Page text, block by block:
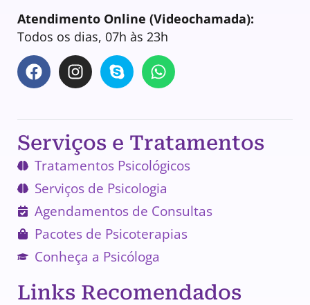
Atendimento Online (Videochamada):
Todos os dias, 07h às 23h
Serviços e Tratamentos
Tratamentos Psicológicos
Serviços de Psicologia
Agendamentos de Consultas
Pacotes de Psicoterapias
Conheça a Psicóloga
Links Recomendados